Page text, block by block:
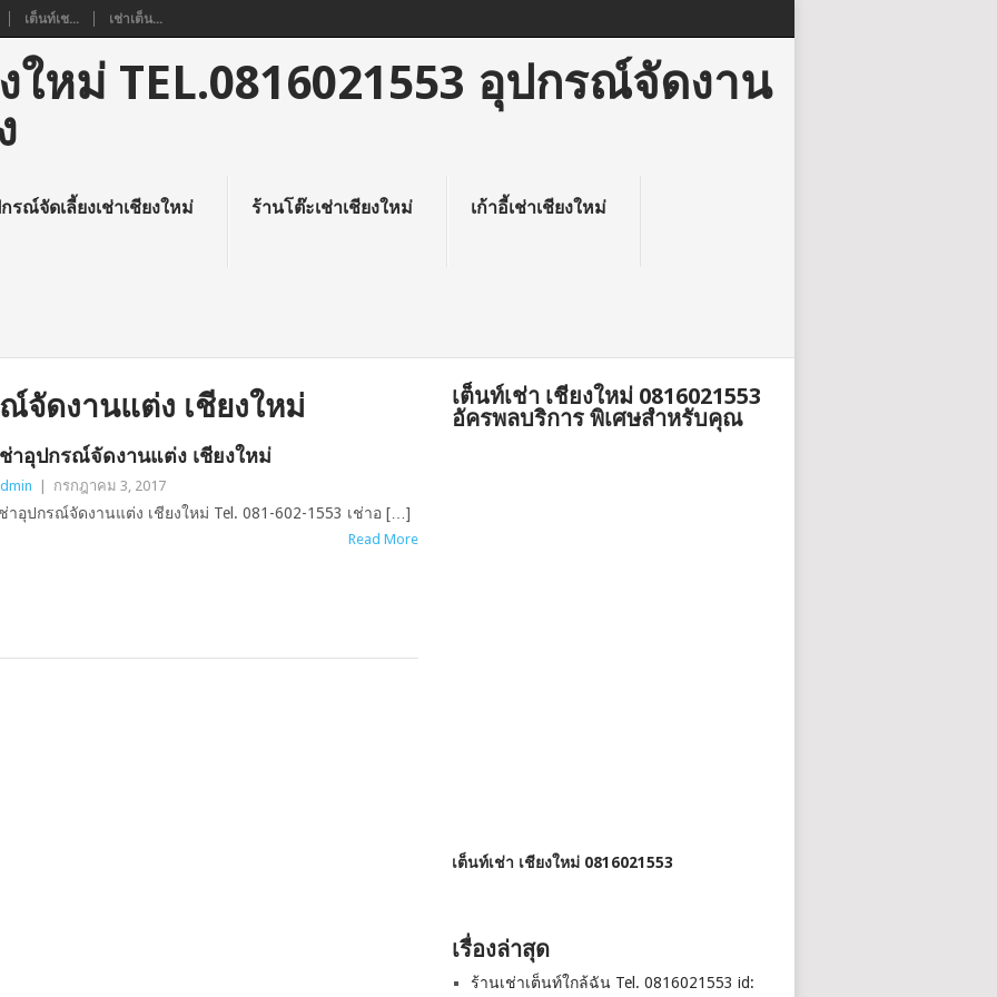
เต็นท์เช... เช่าเต็น...
ใหม่ TEL.0816021553 อุปกรณ์จัดงาน
รณ์จัดเลี้ยงเช่าเชียงใหม่ ร้านโต๊ะเช่าเชียงใหม่ เก้าอี้เช่าเชียงใหม่
จัดงานแต่ง เชียงใหม่
าอุปกรณ์จัดงานแต่ง เชียงใหม่
กรกฎาคม 3, 2017
าอุปกรณ์จัดงานแต่ง เชียงใหม่ Tel. 081-602-1553 เช่าอ […]
Read More
เต็นท์เช่า เชียงใหม่ 0816021553
อัครพลบริการ พิเศษสำหรับคุณ
เต็นท์เช่า เชียงใหม่ 0816021553
เรื่องล่าสุด
ร้านเช่าเต็นท์ใกล้ฉัน Tel. 0816021553 id: